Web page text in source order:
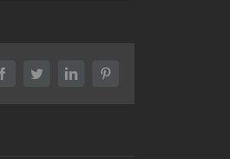
FacebookTwitterLinkedInPinterest